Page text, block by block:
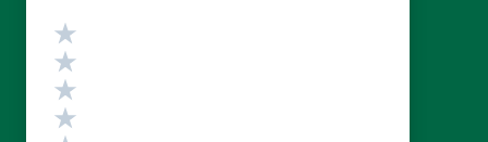
Valutazione